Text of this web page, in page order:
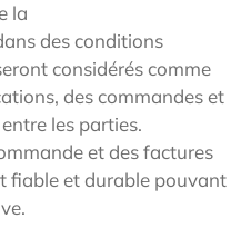
la
des conditions
considérés comme
des commandes et
les parties.
et des factures
fiable et durable pouvant